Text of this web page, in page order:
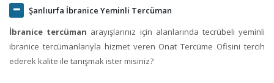
Şanlıurfa İbranice Yeminli Tercüman
İbranice tercüman arayışlarınız için alanlarında tecrübeli yeminli
ibranice tercümanlarıyla hizmet veren Onat Tercüme Ofisini tercih
ederek kalite ile tanışmak ister misiniz?